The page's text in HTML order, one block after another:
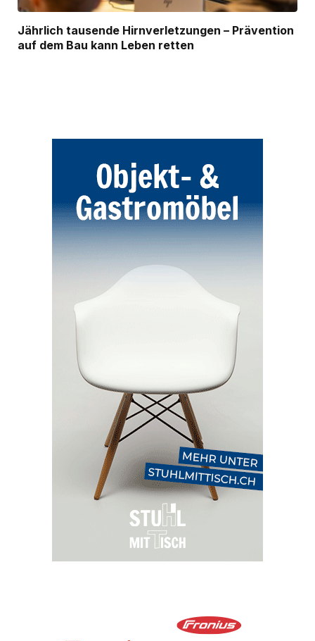
Jährlich tausende Hirnverletzungen – Prävention
auf dem Bau kann Leben retten